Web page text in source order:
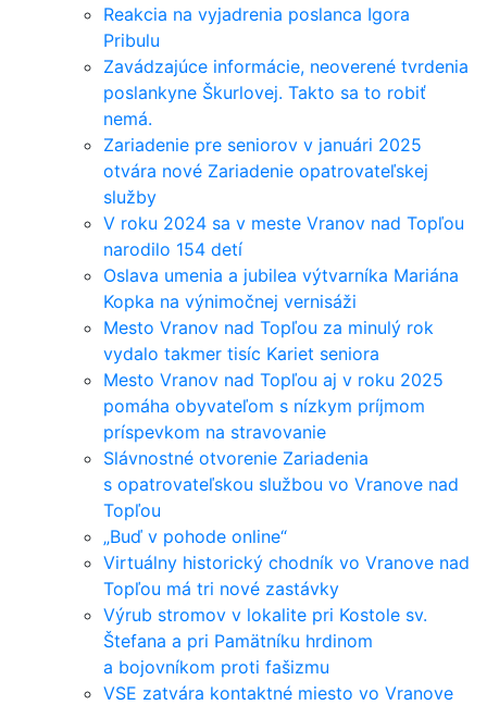
Reakcia na vyjadrenia poslanca Igora
Pribulu
Zavádzajúce informácie, neoverené tvrdenia
poslankyne Škurlovej. Takto sa to robiť
nemá.
Zariadenie pre seniorov v januári 2025
otvára nové Zariadenie opatrovateľskej
služby
V roku 2024 sa v meste Vranov nad Topľou
narodilo 154 detí
Oslava umenia a jubilea výtvarníka Mariána
Kopka na výnimočnej vernisáži
Mesto Vranov nad Topľou za minulý rok
vydalo takmer tisíc Kariet seniora
Mesto Vranov nad Topľou aj v roku 2025
pomáha obyvateľom s nízkym príjmom
príspevkom na stravovanie
Slávnostné otvorenie Zariadenia
s opatrovateľskou službou vo Vranove nad
Topľou
„Buď v pohode online“
Virtuálny historický chodník vo Vranove nad
Topľou má tri nové zastávky
Výrub stromov v lokalite pri Kostole sv.
Štefana a pri Pamätníku hrdinom
a bojovníkom proti fašizmu
VSE zatvára kontaktné miesto vo Vranove